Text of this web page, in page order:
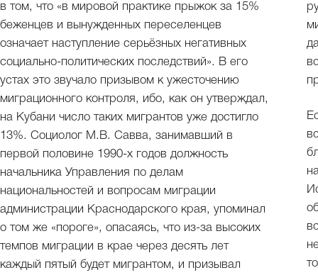
в том, что «в мировой практике прыжок за 15%
беженцев и вынужденных переселенцев
означает наступление серьёзных негативных
социально-политических последствий». В его
устах это звучало призывом к ужесточению
миграционного контроля, ибо, как он утверждал,
на Кубани число таких мигрантов уже достигло
13%. Социолог М.В. Савва, занимавший в
первой половине 1990-х годов должность
начальника Управления по делам
национальностей и вопросам миграции
администрации Краснодарского края, упоминал
о том же «пороге», опасаясь, что из-за высоких
темпов миграции в крае через десять лет
каждый пятый будет мигрантом, и призывал